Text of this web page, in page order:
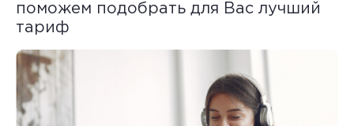
поможем подобрать для Вас лучший
тариф